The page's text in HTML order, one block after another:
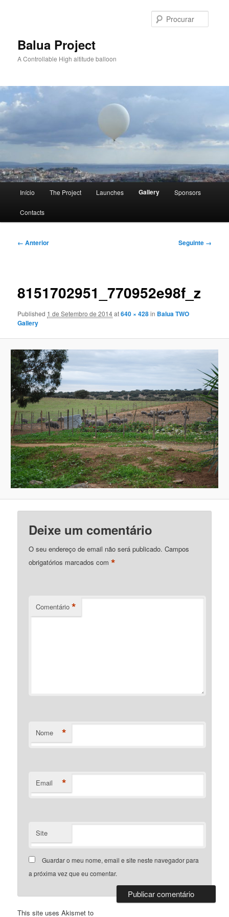
primárioBalua Project
A Controllable High altitude balloon
principal
Início The Project Launches Gallery Sponsors
Contacts
Navegação
← Anterior Seguinte →
8151702951_770952e98f_z
Published 1 de Setembro de 2014at640 × 428in Balua TWO
Gallery
Deixe um comentário
O seu endereço de email não será publicado. Campos
obrigatórios marcados com*
Comentário *
Nome *
Email *
Site
Guardar o meu nome, email e site neste navegador para
a próxima vez que eu comentar.
This site uses Akismet to